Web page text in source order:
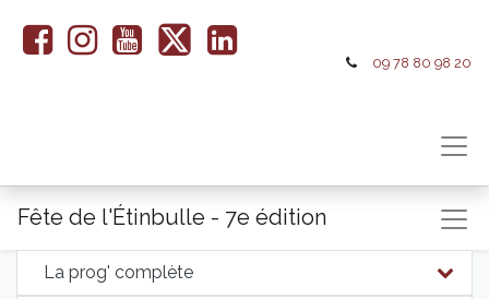
09 78 80 98 20
Fête de l'Étinbulle - 7e édition
La prog' complète